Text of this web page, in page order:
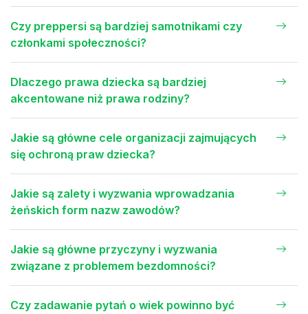
Czy preppersi są bardziej samotnikami czy
członkami społeczności?
Dlaczego prawa dziecka są bardziej
akcentowane niż prawa rodziny?
Jakie są główne cele organizacji zajmujących
się ochroną praw dziecka?
Jakie są zalety i wyzwania wprowadzania
żeńskich form nazw zawodów?
Jakie są główne przyczyny i wyzwania
związane z problemem bezdomności?
Czy zadawanie pytań o wiek powinno być